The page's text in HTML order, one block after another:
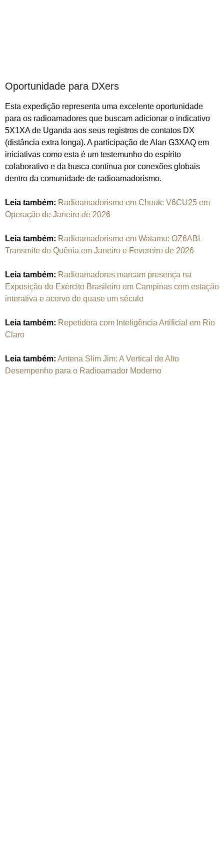
Oportunidade para DXers
Esta expedição representa uma excelente oportunidade
para os radioamadores que buscam adicionar o indicativo
5X1XA de Uganda aos seus registros de contatos DX
(distância extra longa). A participação de Alan G3XAQ em
iniciativas como esta é um testemunho do espírito
colaborativo e da busca contínua por conexões globais
dentro da comunidade de radioamadorismo.
Leia também: Radioamadorismo em Chuuk: V6CU25 em
Operação de Janeiro de 2026
Leia também: Radioamadorismo em Watamu: OZ6ABL
Transmite do Quênia em Janeiro e Fevereiro de 2026
Leia também: Radioamadores marcam presença na
Exposição do Exército Brasileiro em Campinas com estação
interativa e acervo de quase um século
Leia também: Repetidora com Inteligência Artificial em Rio
Claro
Leia também: Antena Slim Jim: A Vertical de Alto
Desempenho para o Radioamador Moderno